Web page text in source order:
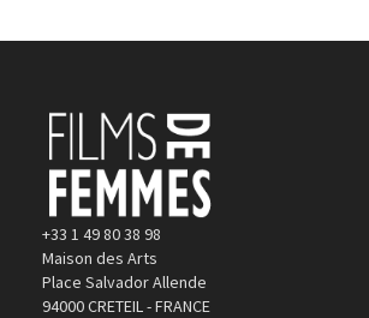
+33 1 49 80 38 98
Maison des Arts
Place Salvador Allende
94000 CRETEIL - FRANCE